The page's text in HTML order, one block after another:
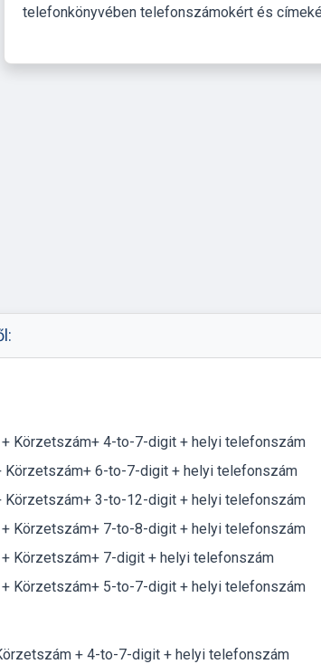
telefonkönyvében telefonszámokért és
Körzetszám+ 4-to-7-digit + helyi telefonszám
Körzetszám+ 6-to-7-digit + helyi telefonszám
Körzetszám+ 3-to-12-digit + helyi telefonszám
Körzetszám+ 7-to-8-digit + helyi telefonszám
Körzetszám+ 7-digit + helyi telefonszám
Körzetszám+ 5-to-7-digit + helyi telefonszám
+ 4-to-7-digit + helyi telefonszám